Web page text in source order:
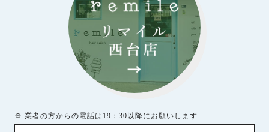
※ 業者の方からの電話は19：30以降にお願いします